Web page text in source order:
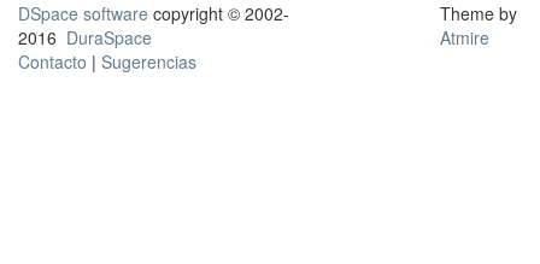
DSpace software copyright © 2002-
2016 DuraSpace
Contacto | Sugerencias
Theme by
Atmire